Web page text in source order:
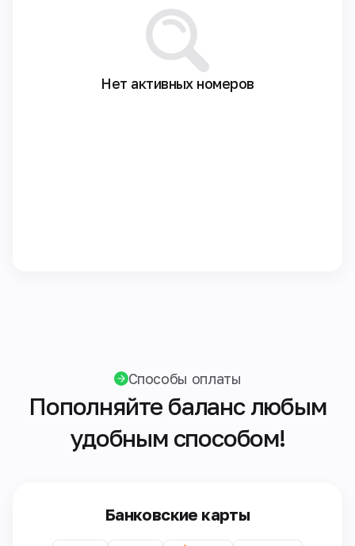
Нет активных номеров
Способы оплаты
Пополняйте баланс любым
удобным способом!
Банковские карты